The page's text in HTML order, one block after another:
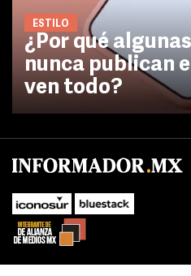
ESTILO
¿Por qué
nunca publican
ven todo?